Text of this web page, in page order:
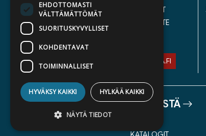
YLEISET TOIMITUSEHDOT
SAAVUTETTAVUUSSELOSTE
ASIAKASPALVELU@STORIA.FI
TIETOA MEISTÄ
EHDOTTOMASTI
VÄLTTÄMÄTTÖMÄT
SUORITUSKYVYLLISET
KOHDENTAVAT
TOIMINNALLISET
HYVÄKSY KAIKKI HYLKÄÄ KAIKKI
NÄYTÄ TIEDOT